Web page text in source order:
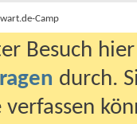
Camp
Besuch
durch.
verfassen